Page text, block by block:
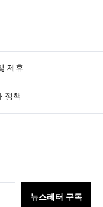
제휴
정책
뉴스레터 구독